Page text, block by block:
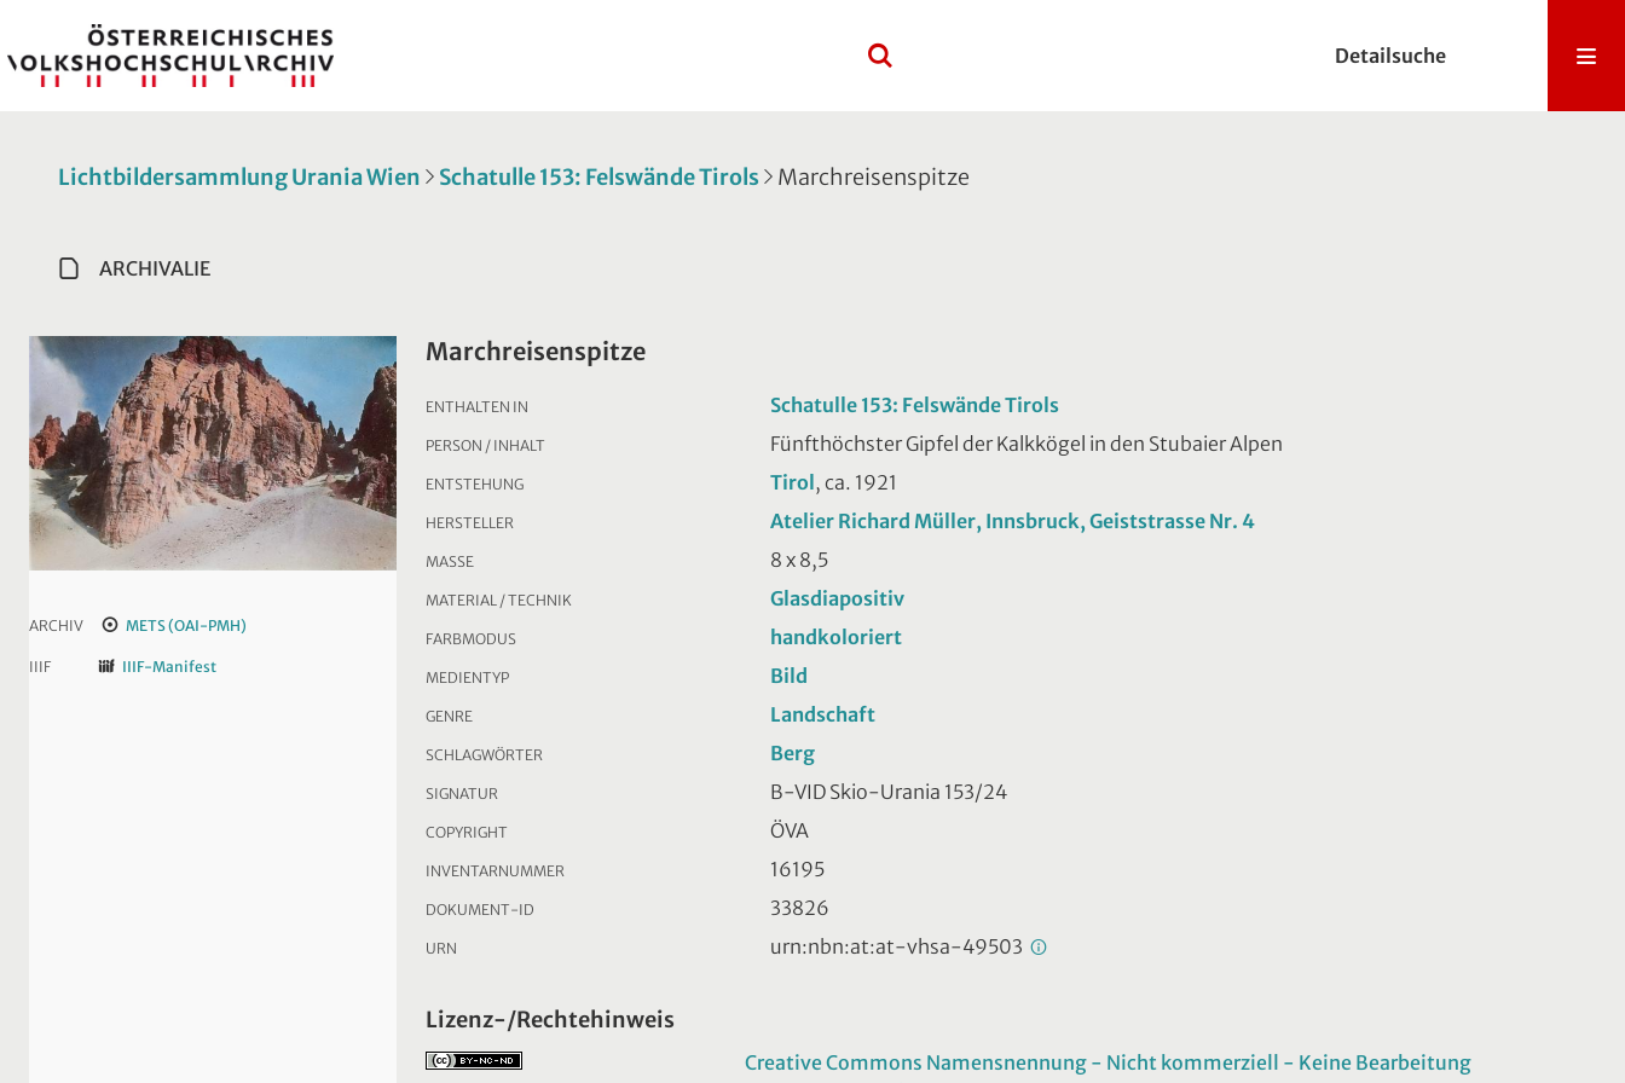
Detailsuche
Lichtbildersammlung Urania Wien Schatulle 153: Felswände Tirols Marchreisenspitze
ARCHIVALIE
ARCHIV METS (OAI-PMH)
IIIF IIIF-Manifest
Marchreisenspitze
ENTHALTEN IN Schatulle 153: Felswände Tirols
PERSON / INHALT Fünfthöchster Gipfel der Kalkkögel in den Stubaier Alpen
ENTSTEHUNG Tirol, ca. 1921
HERSTELLER Atelier Richard Müller, Innsbruck, Geiststrasse Nr. 4
MASSE 8 x 8,5
MATERIAL / TECHNIK Glasdiapositiv
FARBMODUS handkoloriert
MEDIENTYP Bild
GENRE Landschaft
SCHLAGWÖRTER Berg
SIGNATUR B-VID Skio-Urania 153/24
COPYRIGHT ÖVA
INVENTARNUMMER 16195
DOKUMENT-ID 33826
URN urn:nbn:at:at-vhsa-49503
Lizenz-/Rechtehinweis
Creative Commons Namensnennung - Nicht kommerziell - Keine Bearbeitung